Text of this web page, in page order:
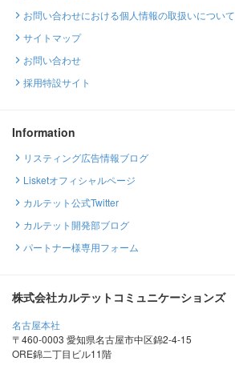
お問い合わせにおける個人情報の取扱いについて
サイトマップ
お問い合わせ
採用特設サイト
Information
リスティング広告情報ブログ
Lisketオフィシャルページ
カルテット公式Twitter
カルテット開発部ブログ
パートナー様専用フォーム
株式会社カルテットコミュニケーションズ
名古屋本社
〒460-0003 愛知県名古屋市中区錦2-4-15
ORE錦二丁目ビル11階